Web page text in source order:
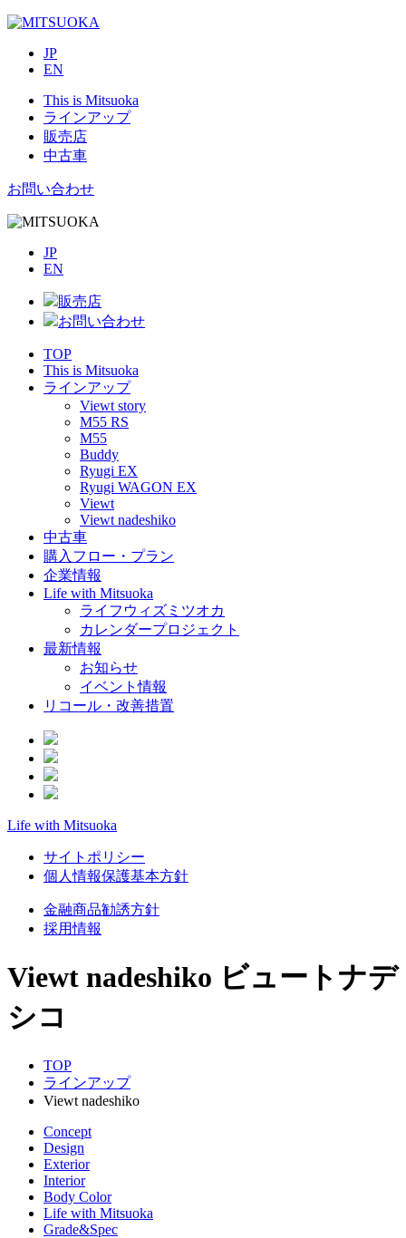
JP
EN
This is Mitsuoka
ラインアップ
販売店
中古車
お問い合わせ
JP
EN
販売店
お問い合わせ
TOP
This is Mitsuoka
ラインアップ
Viewt story
M55 RS
M55
Buddy
Ryugi EX
Ryugi WAGON EX
Viewt
Viewt nadeshiko
中古車
購入フロー・プラン
企業情報
Life with Mitsuoka
ライフウィズミツオカ
カレンダープロジェクト
最新情報
お知らせ
イベント情報
リコール・改善措置
Life with Mitsuoka
サイトポリシー
個人情報保護基本方針
金融商品勧誘方針
採用情報
Viewt nadeshiko ビュートナデ
シコ
TOP
ラインアップ
Viewt nadeshiko
Concept
Design
Exterior
Interior
Body Color
Life with Mitsuoka
Grade&Spec